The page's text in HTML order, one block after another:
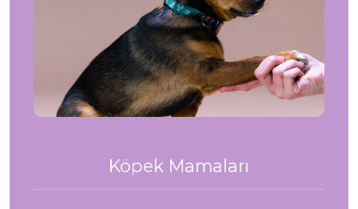
Köpek Mamaları